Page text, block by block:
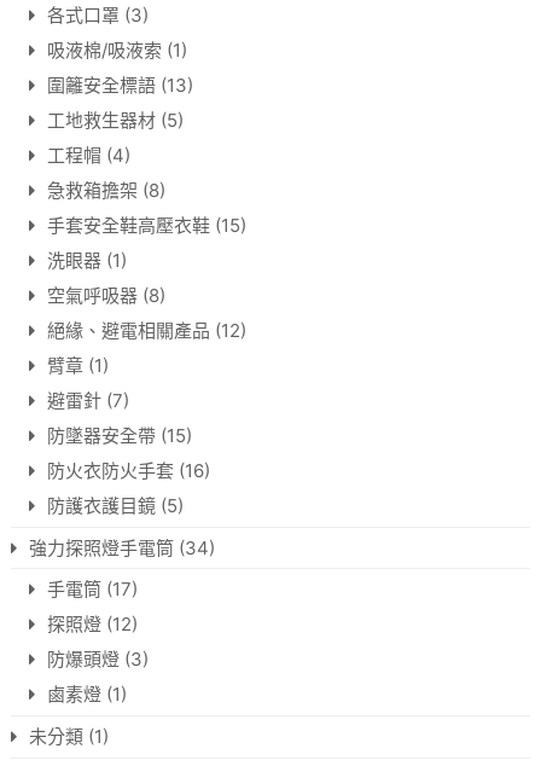
各式口罩 (3)
吸液棉/吸液索 (1)
圍籬安全標語 (13)
工地救生器材 (5)
工程帽 (4)
急救箱擔架 (8)
手套安全鞋高壓衣鞋 (15)
洗眼器 (1)
空氣呼吸器 (8)
絕緣、避電相關產品 (12)
臂章 (1)
避雷針 (7)
防墜器安全帶 (15)
防火衣防火手套 (16)
防護衣護目鏡 (5)
強力探照燈手電筒 (34)
手電筒 (17)
探照燈 (12)
防爆頭燈 (3)
鹵素燈 (1)
未分類 (1)